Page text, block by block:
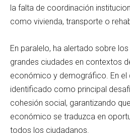
la falta de coordinación
como vivienda, transporte o
En paralelo, ha alertado sobre
grandes ciudades en contextos
económico y demográfico. En el
identificado como principal
cohesión social, garantizando
económico se traduzca en
todos los ciudadanos.